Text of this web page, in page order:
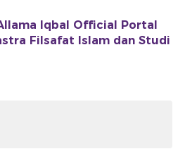
Iqbal Official Portal
Filsafat Islam dan Studi